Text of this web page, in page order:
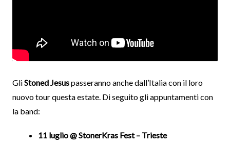
GliStoned Jesuspasseranno anche dall’Italia con il loro
nuovo tour questa estate. Di seguito gli appuntamenti con
la band:
11 luglio @ StonerKras Fest – Trieste